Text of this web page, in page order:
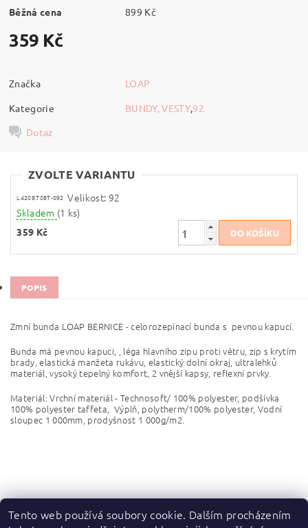
Běžná cena 899 Kč
359 Kč
Značka
LOAP
Kategorie
BUNDY, VESTY, 92
Dotaz
ZVOLTE VARIANTU
L4208.T08T-092 Velikost: 92
Skladem (1 ks)
359 Kč
POPIS
Zmní bunda LOAP BERNICE - celorozepínací bunda s pevnou kapucí.
Bunda má pevnou kapuci, , léga hlavního zipu proti větru, zip s krytím
brady, elastická manžeta rukávu, elastický dolní okraj, ultralehků
materiál, vysoký tepelný komfort, 2 vnější kapsy, reflexní prvky.
Materiál: Vrchní materiál - Technosoft/ 100% polyester, podšívka
100% polyester taffeta, Výplň, polytherm/100% polyester, Vodní
sloupec 1 000mm, prodyšnost 1 000g/m2.
Tento web používá soubory cookie. Dalším procházením